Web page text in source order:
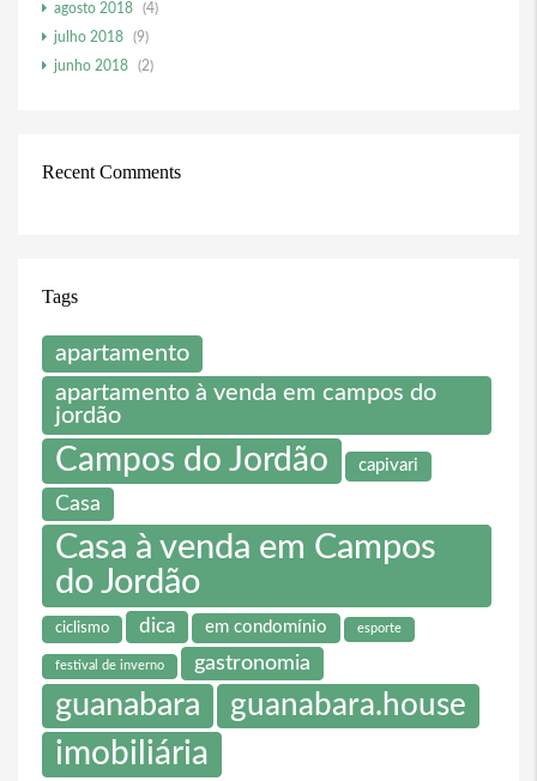
agosto 2018
(4)
julho 2018
(9)
junho 2018
(2)
Recent Comments
Tags
apartamento
apartamento à venda em campos do
jordão
Campos do Jordão capivari
Casa
Casa à venda em Campos
do Jordão
ciclismo dica em condomínio esporte
festival de inverno gastronomia
guanabara guanabara.house
imobiliária